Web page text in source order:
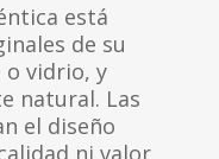
está
de su
o vidrio, y
natural. Las
el diseño
ni valor